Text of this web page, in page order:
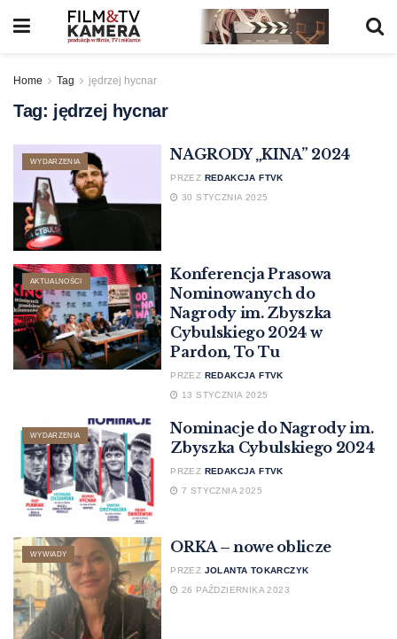
Home Tag jędrzej hycnar
Tag: jędrzej hycnar
WYDARZENIA NAGRODY „KINA” 2024
PRZEZ REDAKCJA FTVK
30 STYCZNIA 2025
AKTUALNOŚCI
Konferencja Prasowa
Nominowanych do
Nagrody im. Zbyszka
Cybulskiego 2024 w
Pardon, To Tu
PRZEZ REDAKCJA FTVK
13 STYCZNIA 2025
WYDARZENIA
Nominacje do Nagrody im.
Zbyszka Cybulskiego 2024
PRZEZ REDAKCJA FTVK
7 STYCZNIA 2025
WYWIADY ORKA – nowe oblicze
PRZEZ JOLANTA TOKARCZYK
26 PAŹDZIERNIKA 2023